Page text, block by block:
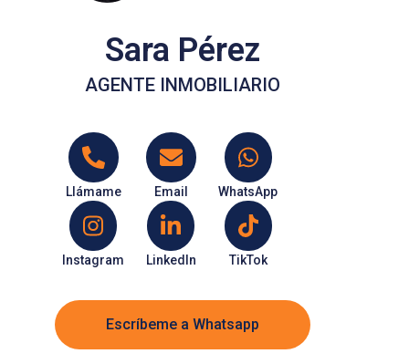
Sara Pérez
AGENTE INMOBILIARIO
Llámame Email WhatsApp
Instagram LinkedIn TikTok
Escríbeme a Whatsapp